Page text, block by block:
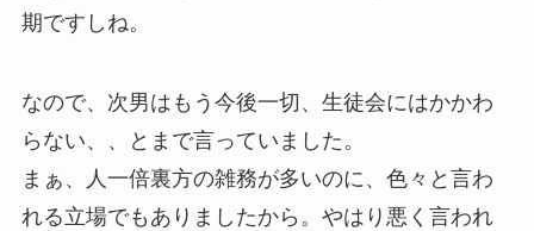
期ですしね。
なので、次男はもう今後一切、生徒会にはかかわ
らない、、とまで言っていました。
まぁ、人一倍裏方の雑務が多いのに、色々と言わ
れる立場でもありましたから。やはり悪く言われ